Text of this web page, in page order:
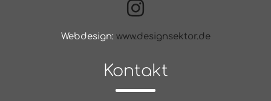
Webdesign: www.designsektor.de
Kontakt